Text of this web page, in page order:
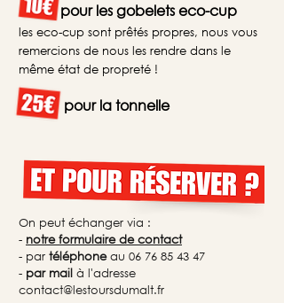
Submit
10€ pour les gobelets eco-cup
les eco-cup sont prêtés propres, nous vous
remercions de nous les rendre dans le
même état de propreté !
25€ pour la tonnelle
On peut échanger via :
- notre formulaire de contact
- par téléphoneau 06 76 85 43 47
- par mail à l'adresse
contact@lestoursdumalt.fr